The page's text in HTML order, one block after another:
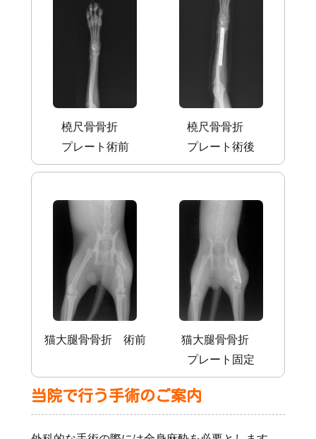
橈尺骨骨折
プレート術前
橈尺骨骨折
プレート術後
猫大腿骨骨折 術前
猫大腿骨骨折
プレート固定
当院で行う手術のご案内